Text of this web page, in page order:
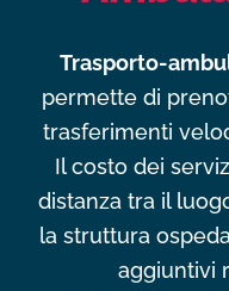
Trasporto-
permette di
trasferimenti
Il costo dei
distanza tra il
la struttura
aggiuntivi